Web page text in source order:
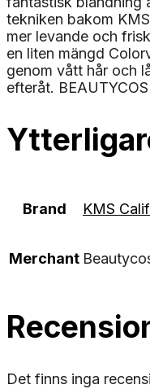
tekniken bakom
mer levande och
en liten mängd
genom vått hår och
efteråt.
Brand KMS
Merchant
Det finns inga